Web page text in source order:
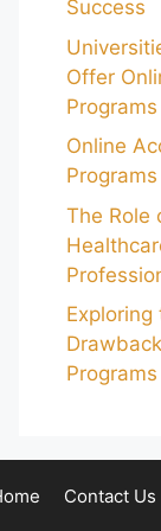
Success
Offer
Programs
Online
Programs
The Role
Programs
Contact Us